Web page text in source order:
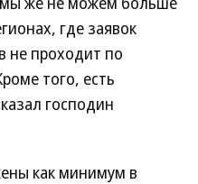
где заявок
не проходит по
того, есть
господин
как минимум в